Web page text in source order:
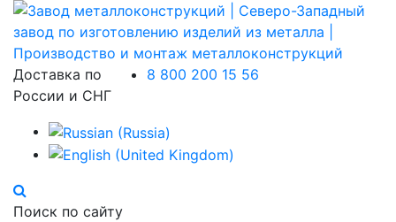
Доставка по
России и СНГ
8 800 200 15 56
Поиск по сайту